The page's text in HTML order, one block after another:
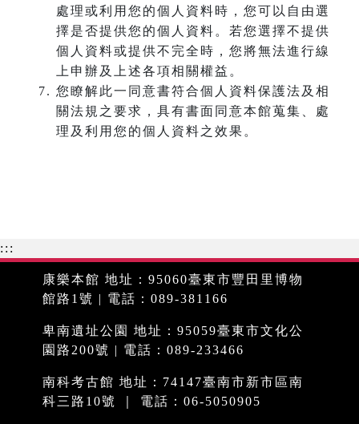
處理或利用您的個人資料時，您可以自由選
擇是否提供您的個人資料。若您選擇不提供
個人資料或提供不完全時，您將無法進行線
上申辦及上述各項相關權益。
您瞭解此一同意書符合個人資料保護法及相
關法規之要求，具有書面同意本館蒐集、處
理及利用您的個人資料之效果。
:::
康樂本館 地址：95060臺東市豐田里博物
館路1號 | 電話：089-381166
卑南遺址公園 地址：95059臺東市文化公
園路200號 | 電話：089-233466
南科考古館 地址：74147臺南市新市區南
科三路10號 ｜ 電話：06-5050905